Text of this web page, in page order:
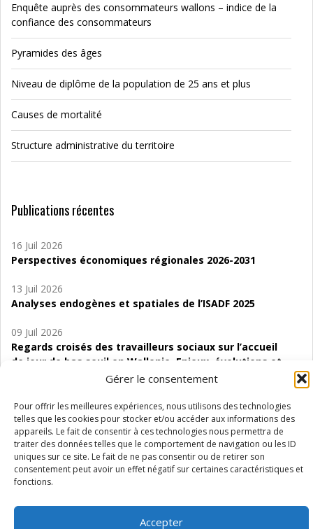
Gérer le consentement
Pour offrir les meilleures expériences, nous utilisons des technologies
telles que les cookies pour stocker et/ou accéder aux informations des
appareils. Le fait de consentir à ces technologies nous permettra de
traiter des données telles que le comportement de navigation ou les ID
uniques sur ce site. Le fait de ne pas consentir ou de retirer son
consentement peut avoir un effet négatif sur certaines caractéristiques et
fonctions.
Accepter
Enquête auprès des consommateurs wallons – indice de la
confiance des consommateurs
Pyramides des âges
Niveau de diplôme de la population de 25 ans et plus
Causes de mortalité
Structure administrative du territoire
Publications récentes
16 Juil 2026
Perspectives économiques régionales 2026-2031
13 Juil 2026
Analyses endogènes et spatiales de l’ISADF 2025
09 Juil 2026
Regards croisés des travailleurs sociaux sur l’accueil
de jour de bas seuil en Wallonie. Enjeux, évolutions et
06 Juil 2026
Étude d’évaluabilité des Structures
d’accompagnement à l’autocréation d’emploi (SAACE)
01 Juil 2026
Pénurie du personnel infirmier :quels indicateurs
Wallonie ?